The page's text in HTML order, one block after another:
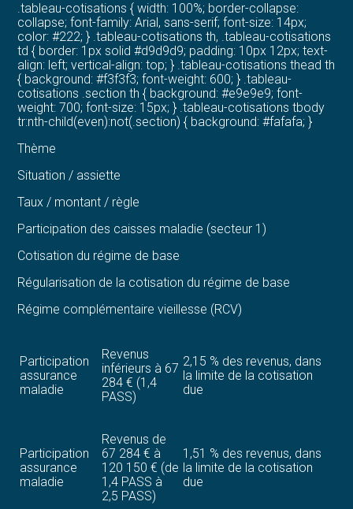
.tableau-cotisations { width: 100%; border-collapse:
collapse; font-family: Arial, sans-serif; font-size: 14px;
color: #222; } .tableau-cotisations th, .tableau-cotisations
td { border: 1px solid #d9d9d9; padding: 10px 12px; text-
align: left; vertical-align: top; } .tableau-cotisations thead th
{ background: #f3f3f3; font-weight: 600; } .tableau-
cotisations .section th { background: #e9e9e9; font-
weight: 700; font-size: 15px; } .tableau-cotisations tbody
tr:nth-child(even):not(.section) { background: #fafafa; }
Thème
Situation / assiette
Taux / montant / règle
Participation des caisses maladie (secteur 1)
Cotisation du régime de base
Régularisation de la cotisation du régime de base
Régime complémentaire vieillesse (RCV)
Participation
assurance
maladie
Revenus
inférieurs à 67
284 € (1,4
PASS)
2,15 % des revenus, dans
la limite de la cotisation
due
Participation
assurance
maladie
Revenus de
67 284 € à
120 150 € (de
1,4 PASS à
2,5 PASS)
1,51 % des revenus, dans
la limite de la cotisation
due